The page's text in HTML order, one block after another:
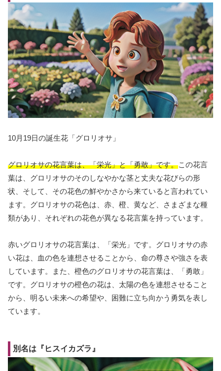
10月19日の誕生花「グロリオサ」
グロリオサの花言葉は、「栄光」と「勇敢」です。この花言
葉は、グロリオサのそのしなやかな茎と丈夫な花びらの形
状、そして、その花色の鮮やかさから来ていると言われてい
ます。グロリオサの花色は、赤、橙、黄など、さまざまな種
類があり、それぞれの花色が異なる花言葉を持っています。
赤いグロリオサの花言葉は、「栄光」です。グロリオサの赤
い花は、血の色を連想させることから、命の尊さや強さを表
しています。また、橙色のグロリオサの花言葉は、「勇敢」
です。グロリオサの橙色の花は、太陽の色を連想させること
から、明るい未来への希望や、困難に立ち向かう勇気を表し
ています。
別名は『ヒスイカズラ』